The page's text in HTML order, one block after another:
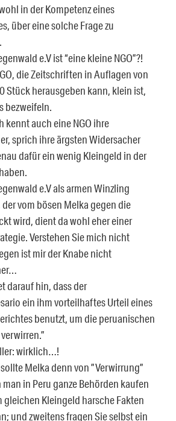
in der Kompetenz eines
über eine solche Frage zu
e.V ist “eine kleine NGO”?!
die Zeitschriften in Auflagen von
Stück herausgeben kann, klein ist,
bezweifeln.
kennt auch eine NGO ihre
sprich ihre ärgsten Widersacher
dafür ein wenig Kleingeld in der
e.V als armen Winzling
vom bösen Melka gegen die
wird, dient da wohl eher einer
Verstehen Sie mich nicht
ist mir der Knabe nicht
darauf hin, dass der
ein ihm vorteilhaftes Urteil eines
benutzt, um die peruanischen
wirklich…!
Melka denn von ”Verwirrung”
in Peru ganze Behörden kaufen
gleichen Kleingeld harsche Fakten
und zweitens fragen Sie selbst ein